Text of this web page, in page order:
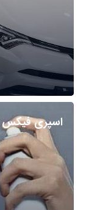
اسپری فیکس